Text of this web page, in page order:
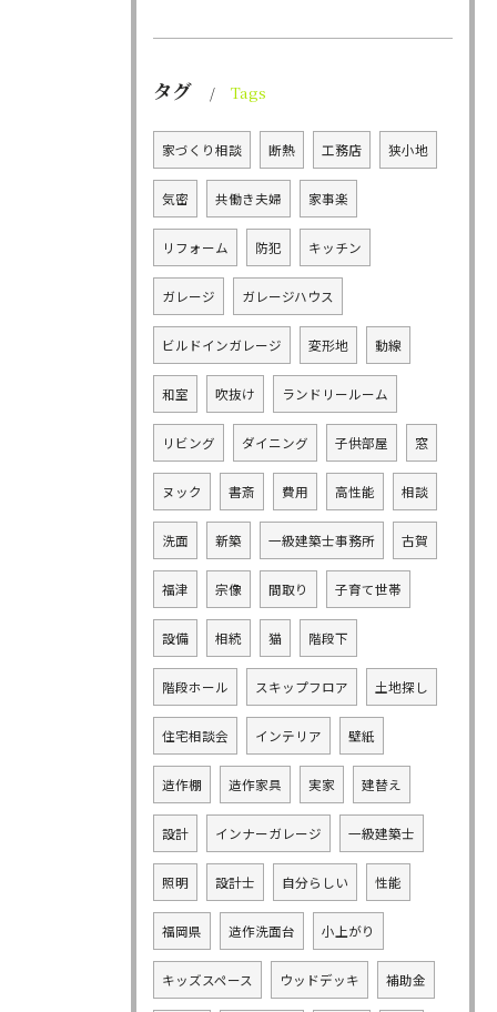
タグ Tags
家づくり相談 断熱 工務店 狭小地
気密 共働き夫婦 家事楽
リフォーム 防犯 キッチン
ガレージ ガレージハウス
ビルドインガレージ 変形地 動線
和室 吹抜け ランドリールーム
リビング ダイニング 子供部屋 窓
ヌック 書斎 費用 高性能 相談
洗面 新築 一級建築士事務所 古賀
福津 宗像 間取り 子育て世帯
設備 相続 猫 階段下
階段ホール スキップフロア 土地探し
住宅相談会 インテリア 壁紙
造作棚 造作家具 実家 建替え
設計 インナーガレージ 一級建築士
照明 設計士 自分らしい 性能
福岡県 造作洗面台 小上がり
キッズスペース ウッドデッキ 補助金